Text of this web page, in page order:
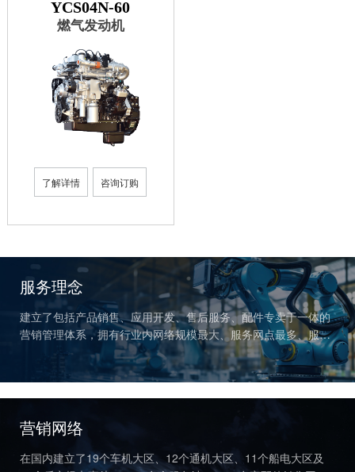
YCS04N-60
燃气发动机
了解详情 咨询订购
服务理念
建立了包括产品销售、应用开发、售后服务、配件专卖于一体的
营销管理体系，拥有行业内网络规模最大、服务网点最多、服务
半径最小、三包里程最长、响应时间最短的服务网络。
营销网络
在国内建立了19个车机大区、12个通机大区、11个船电大区及